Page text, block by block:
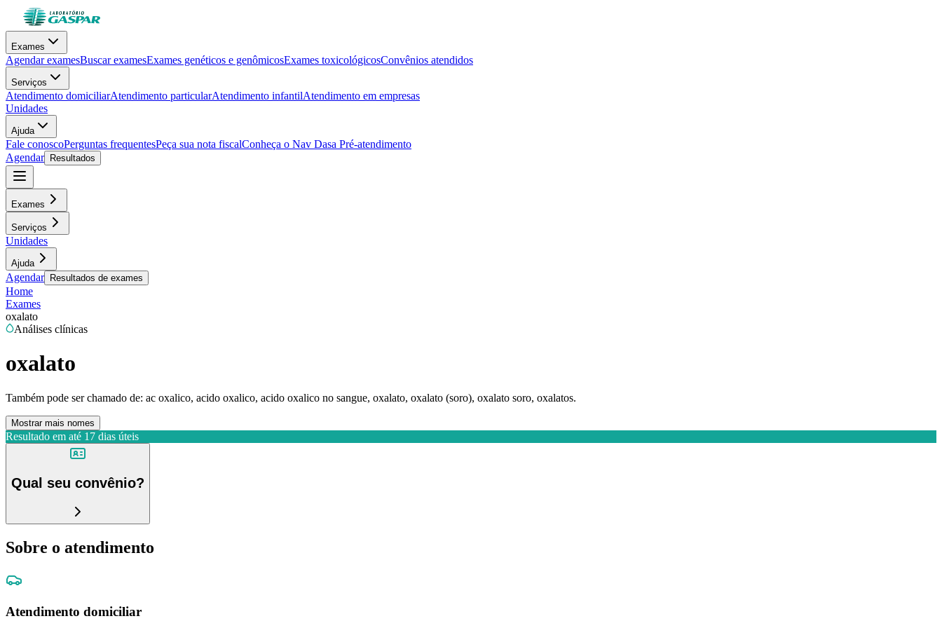
Exames
Agendar examesBuscar examesExames genéticos e genômicosExames toxicológicosConvênios atendidos
Serviços
Atendimento domiciliarAtendimento particularAtendimento infantilAtendimento em empresas
Unidades
Ajuda
Fale conoscoPerguntas frequentesPeça sua nota fiscalConheça o Nav Dasa Pré-atendimento
Agendar
Resultados
Exames
Serviços
Unidades
Ajuda
Agendar Resultados de exames
Home
Exames
oxalato
Análises clínicas
oxalato
Também pode ser chamado de: ac oxalico, acido oxalico, acido oxalico no sangue, oxalato, oxalato (soro), oxalato soro, oxalatos.
Mostrar mais nomes
Resultado em até 17 dias úteis
Qual seu convênio?
Sobre o atendimento
Atendimento domiciliar